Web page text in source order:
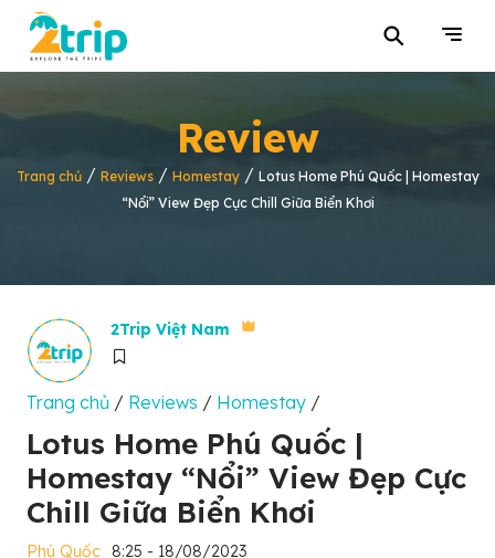
⚲
Review
Trang chủ/ Reviews/ Homestay/ Lotus Home Phú Quốc | Homestay
“Nổi” View Đẹp Cực Chill Giữa Biển Khơi
2Trip Việt Nam
Trang chủ / Reviews / Homestay /
Lotus Home Phú Quốc |
Homestay “Nổi” View Đẹp Cực
Chill Giữa Biển Khơi
Phú Quốc 8:25 - 18/08/2023